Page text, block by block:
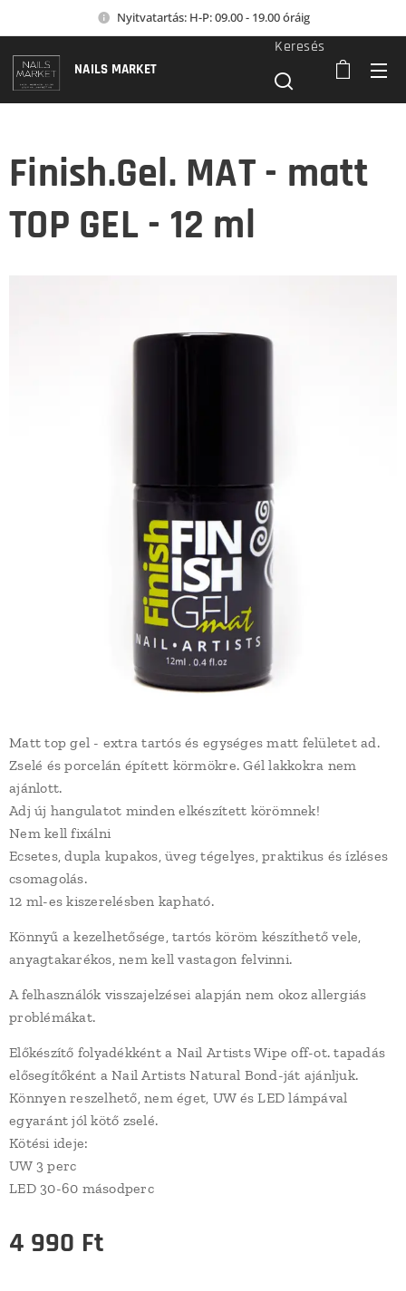
Nyitvatartás: H-P: 09.00 - 19.00 óráig
NAILS MARKET
Keresés
Finish.Gel. MAT - matt
TOP GEL - 12 ml
Matt top gel - extra tartós és egységes matt felületet ad.
Zselé és porcelán épített körmökre. Gél lakkokra nem
ajánlott.
Adj új hangulatot minden elkészített körömnek!
Nem kell fixálni
Ecsetes, dupla kupakos, üveg tégelyes, praktikus és ízléses
csomagolás.
12 ml-es kiszerelésben kapható.
Könnyű a kezelhetősége, tartós köröm készíthető vele,
anyagtakarékos, nem kell vastagon felvinni.
A felhasználók visszajelzései alapján nem okoz allergiás
problémákat.
Előkészítő folyadékként a Nail Artists Wipe off-ot. tapadás
elősegítőként a Nail Artists Natural Bond-ját ajánljuk.
Könnyen reszelhető, nem éget, UW és LED lámpával
egyaránt jól kötő zselé.
Kötési ideje:
UW 3 perc
LED 30-60 másodperc
4 990 Ft